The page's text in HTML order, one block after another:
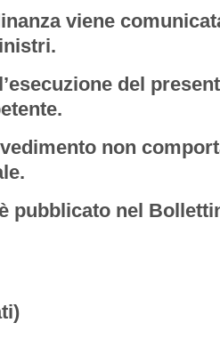
viene
del
non
pubblicato nel